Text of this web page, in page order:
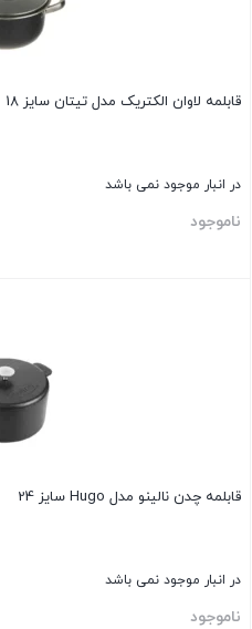
قابلمه لاوان الکتریک مدل تیتان سایز 18
در انبار موجود نمی باشد
ناموجود
قابلمه چدن نالينو مدل Hugo سایز 24
در انبار موجود نمی باشد
ناموجود